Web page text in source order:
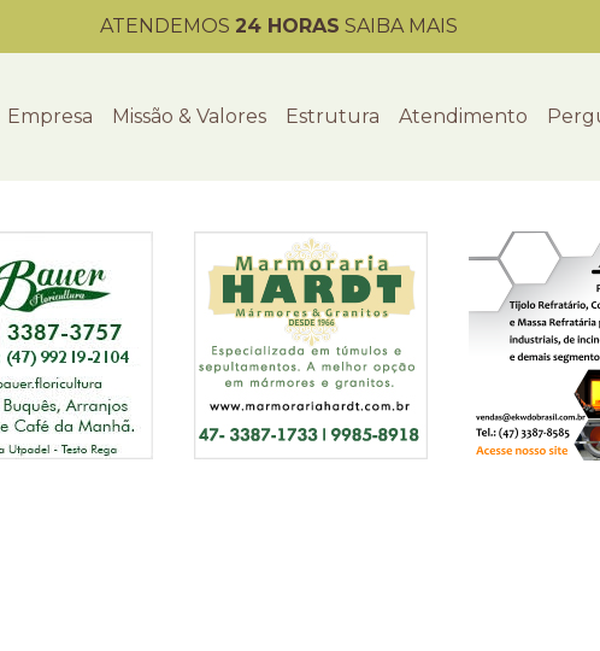
ATENDEMOS 24 HORAS SAIBA MAIS
Empresa Missão & Valores Estrutura Atendimento